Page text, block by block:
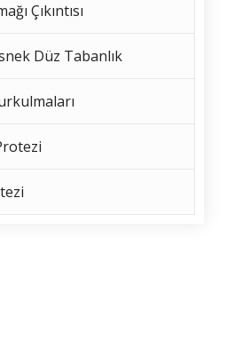
Çıkıntısı
Düz Tabanlık